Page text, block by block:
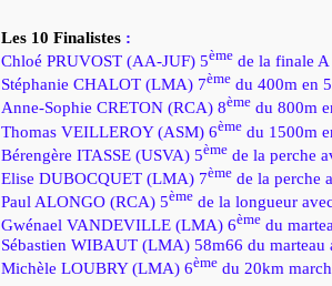
Les 10 Finalistes :
Chloé PRUVOST (AA-JUF) 5ème de la finale A
Stéphanie CHALOT (LMA) 7ème du 400m en
Anne-Sophie CRETON (RCA) 8ème du 800m
Thomas VEILLEROY (ASM) 6ème du 1500m
Bérengère ITASSE (USVA) 5ème de la perche
Elise DUBOCQUET (LMA) 7ème de la perche
Paul ALONGO (RCA) 5ème de la longueur
Gwénael VANDEVILLE (LMA) 6ème du
Sébastien WIBAUT (LMA) 58m66 du marteau
Michèle LOUBRY (LMA) 6ème du 20km